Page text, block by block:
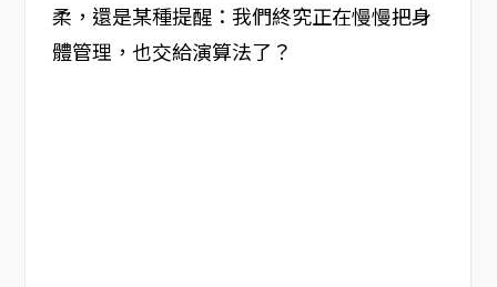
柔，還是某種提醒：我們終究正在慢慢把身
體管理，也交給演算法了？